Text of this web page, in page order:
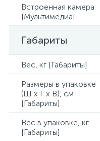
Встроенная камера
[Мультимедиа]
Габариты
Вес, кг [Габариты]
Размеры в упаковке
(Ш x Г x В), см
[Габариты]
Вес в упаковке, кг
[Габариты]